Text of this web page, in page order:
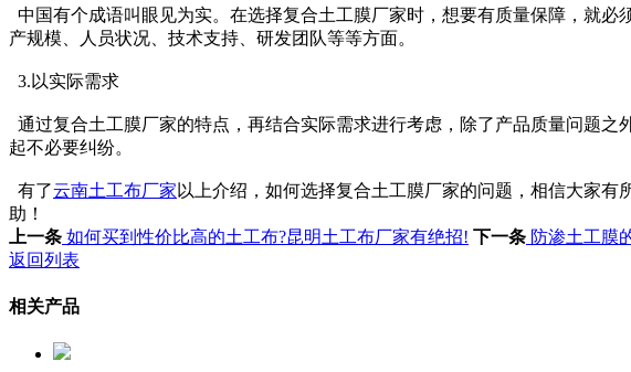
中国有个成语叫眼见为实。在选择复合土工膜厂家时，想要有质量保障，就
产规模、人员状况、技术支持、研发团队等等方面。
3.以实际需求
通过复合土工膜厂家的特点，再结合实际需求进行考虑，除了产品质量问题
起不必要纠纷。
有了云南土工布厂家 以上介绍，如何选择复合土工膜厂家的问题，相信大家
助！
上一条 如何买到性价比高的土工布?昆明土工布厂家有绝招! 下一条 防渗土工膜
返回列表
相关产品